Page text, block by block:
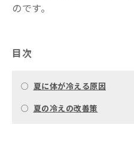
のです。
目次
○ 夏に体が冷える原因
○ 夏の冷えの改善策